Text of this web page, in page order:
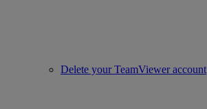
Delete your TeamViewer account